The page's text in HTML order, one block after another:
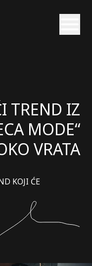
TREND IZ
MODE“
VRATA
KOJI ĆE